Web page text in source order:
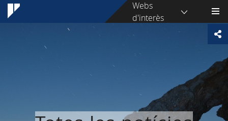
Webs
d'interès